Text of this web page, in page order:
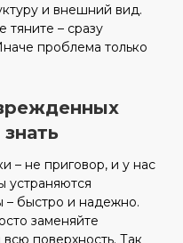
и внешний вид.
тяните – сразу
проблема только
– не приговор, и у нас
устраняются
– быстро и надежно.
заменяйте
поверхность. Так